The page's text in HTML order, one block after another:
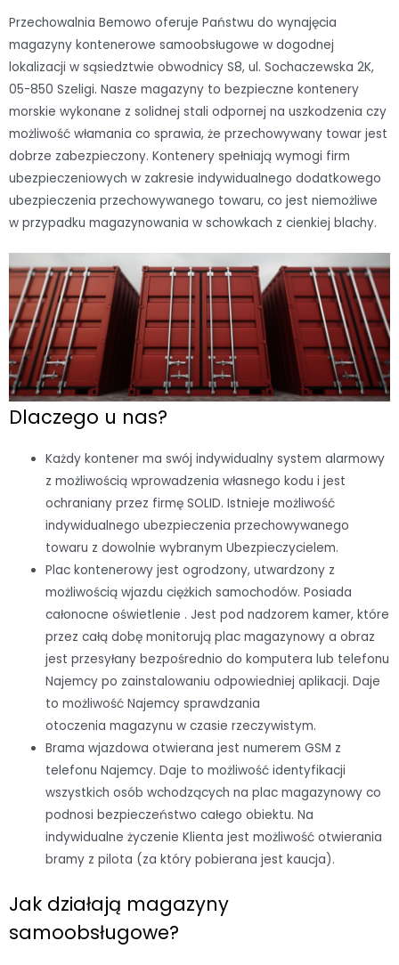
Przechowalnia Bemowo oferuje Państwu do wynajęcia
magazyny kontenerowe samoobsługowe w dogodnej
lokalizacji w sąsiedztwie obwodnicy S8, ul. Sochaczewska 2K,
05-850 Szeligi. Nasze magazyny to bezpieczne kontenery
morskie wykonane z solidnej stali odpornej na uszkodzenia czy
możliwość włamania co sprawia, że przechowywany towar jest
dobrze zabezpieczony. Kontenery spełniają wymogi firm
ubezpieczeniowych w zakresie indywidualnego dodatkowego
ubezpieczenia przechowywanego towaru, co jest niemożliwe
w przypadku magazynowania w schowkach z cienkiej blachy.
Dlaczego u nas?
Każdy kontener ma swój indywidualny system alarmowy
z możliwością wprowadzenia własnego kodu i jest
ochraniany przez firmę SOLID. Istnieje możliwość
indywidualnego ubezpieczenia przechowywanego
towaru z dowolnie wybranym Ubezpieczycielem.
Plac kontenerowy jest ogrodzony, utwardzony z
możliwością wjazdu ciężkich samochodów. Posiada
całonocne oświetlenie . Jest pod nadzorem kamer, które
przez całą dobę monitorują plac magazynowy a obraz
jest przesyłany bezpośrednio do komputera lub telefonu
Najemcy po zainstalowaniu odpowiedniej aplikacji. Daje
to możliwość Najemcy sprawdzania
otoczenia magazynu w czasie rzeczywistym.
Brama wjazdowa otwierana jest numerem GSM z
telefonu Najemcy. Daje to możliwość identyfikacji
wszystkich osób wchodzących na plac magazynowy co
podnosi bezpieczeństwo całego obiektu. Na
indywidualne życzenie Klienta jest możliwość otwierania
bramy z pilota (za który pobierana jest kaucja).
Jak działają magazyny
samoobsługowe?